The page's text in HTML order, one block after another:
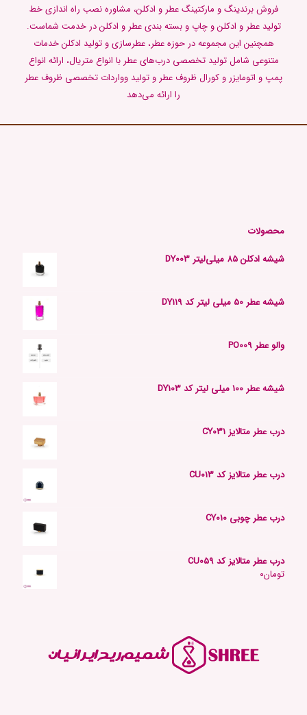
فروش برندینگ و مارکتینگ عطر و ادکلن، مشاوره نصب راه اندازی خط
تولید عطر و ادکلن و چاپ و بسته بندی عطر و ادکلن در خدمت شماست.
همچنین این مجموعه در حوزه عطر، عطرسازی و تولید ادکلن خدمات
متنوعی شامل تولید تخصصی درب‌های عطر با انواع متریال، ارائه انواع
پمپ و اتومایزر و کورال ظروف عطر و تولید وواردات تخصصی ظروف عطر
را ارائه می‌دهد
محصولات
شیشه ادکلن 85 میلی‌لیتر DY003
شیشه عطر 50 میلی لیتر کد DY119
والو عطر PO009
شیشه عطر 100 میلی لیتر کد DY103
درب عطر متالایز CY031
درب عطر متالایز کد CU013
درب عطر چوبی CY010
درب عطر متالایز کد CU059
تومان۰